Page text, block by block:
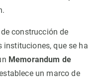
construcción de
instituciones, que se ha
Memorandum de
un marco de